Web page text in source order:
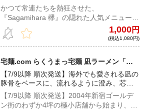
かつて常連たちを熱狂させた、
『Sagamihara 欅』の隠れた人気メニュー
「味噌」。今や本店では味わえないその味
噌ラーメンをさらに磨き上げ、専門店の看
板商品として完成させた、渾身の一杯！
1,000円
(税込1,080円)
宅麺.com らくうまっ宅麺 凪ラーメン「豚
骨煮干 濃旨（こくうま）の雫」
【7/9以降 順次発送】海外でも愛される凪の
豚骨をベースに、流れるように澄み、芯の
ある旨みだけが残る一杯。
【7/9以降 順次発送】2004年新宿ゴールデ
ン街のわずか4坪の極小店舗から始まり、今